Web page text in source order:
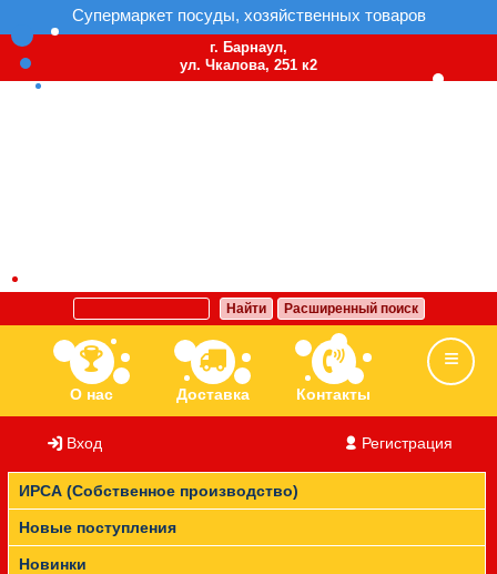
Супермаркет посуды, хозяйственных товаров
г. Барнаул,
ул. Чкалова, 251 к2
Найти Расширенный поиск
О нас Доставка Контакты
Ассортимент Бренды Вакансии
Прайс-лист
Вход Регистрация
ИРСА (Собственное производство)
Новые поступления
Новинки